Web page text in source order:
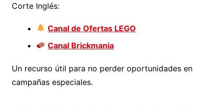
Corte Inglés:
Canal de Ofertas LEGO
Canal Brickmania
Un recurso útil para no perder oportunidades en
campañas especiales.